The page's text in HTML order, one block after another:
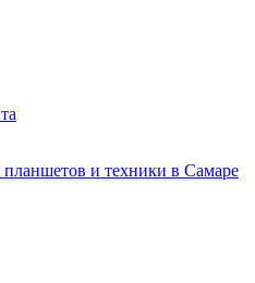
планшетов и техники в Самаре